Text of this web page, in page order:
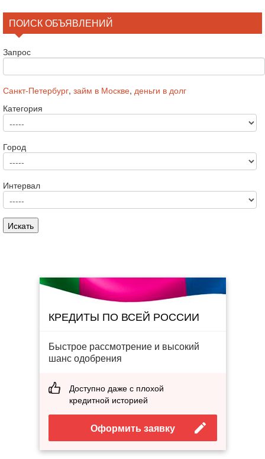
ПОИСК ОБЪЯВЛЕНИЙ
Запрос
Санкт-Петербург, займ в Москве, деньги в долг
Категория
Город
Интервал
КРЕДИТЫ ПО ВСЕЙ РОССИИ
Быстрое рассмотрение и высокий
шанс одобрения
Доступно даже с плохой
кредитной историей
Оформить заявку